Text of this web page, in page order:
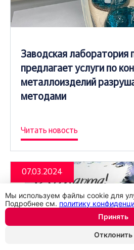
Заводская лаборатория
предлагает услуги по
металлоизделий
методами
Читать новость
07.03.2024
Мы используем файлы cookie для
Подробнее см. политику
Принять
Отклонить